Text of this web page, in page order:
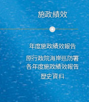
施政績效
年度施政績效報告
原行政院海岸巡防署
各年度施政績效報告
歷史資料